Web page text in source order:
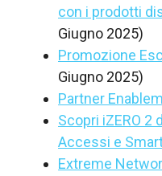
con i prodotti
Giugno 2025)
Promozione
Giugno 2025)
Partner
Scopri iZERO 2
Accessi e
Extreme